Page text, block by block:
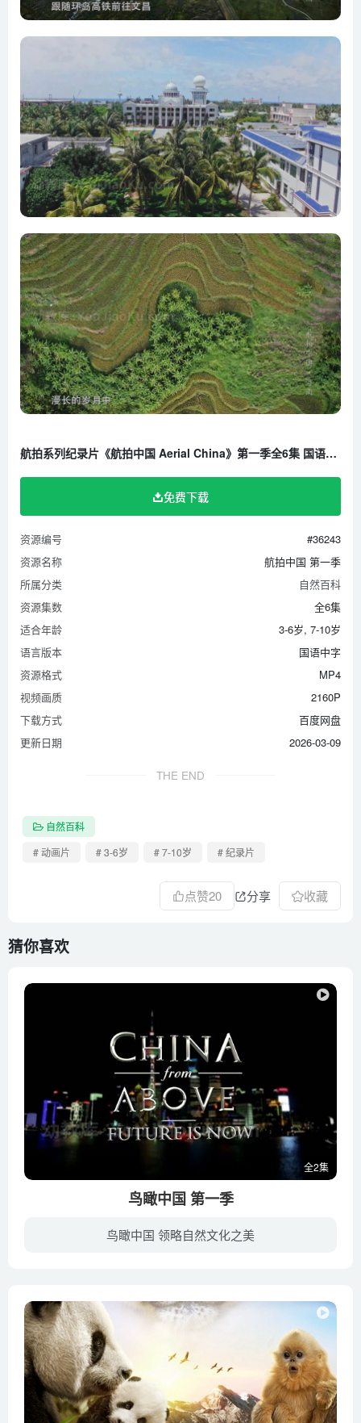
航拍系列纪录片《航拍中国 Aerial China》第一季全6集 国语中字 1080P/MP4/9.03G 百度云网盘下载
免费下载
资源编号
#36243
资源名称
航拍中国 第一季
所属分类
自然百科
资源集数
全6集
适合年龄
3-6岁, 7-10岁
语言版本
国语中字
资源格式
MP4
视频画质
2160P
下载方式
百度网盘
更新日期
2026-03-09
THE END
自然百科
# 动画片
# 3-6岁 # 7-10岁 # 纪录片
点赞20 分享 收藏
猜你喜欢
全2集
鸟瞰中国 第一季
鸟瞰中国 领略自然文化之美